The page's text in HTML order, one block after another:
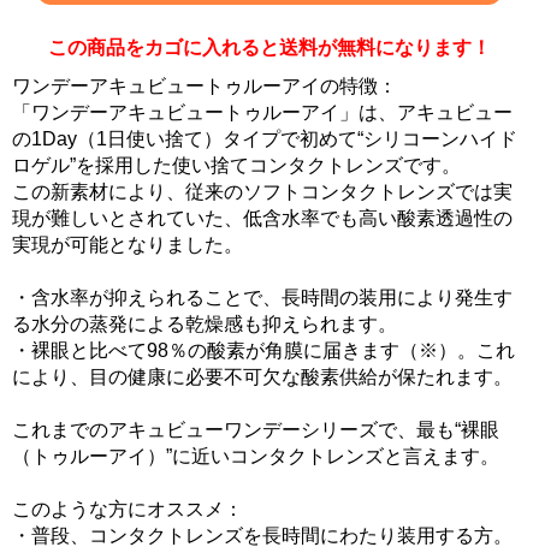
この商品をカゴに入れると送料が無料になります！
ワンデーアキュビュートゥルーアイの特徴：
「ワンデーアキュビュートゥルーアイ」は、アキュビュー
の1Day（1日使い捨て）タイプで初めて“シリコーンハイド
ロゲル”を採用した使い捨てコンタクトレンズです。
この新素材により、従来のソフトコンタクトレンズでは実
現が難しいとされていた、低含水率でも高い酸素透過性の
実現が可能となりました。
・含水率が抑えられることで、長時間の装用により発生す
る水分の蒸発による乾燥感も抑えられます。
・裸眼と比べて98％の酸素が角膜に届きます（※）。これ
により、目の健康に必要不可欠な酸素供給が保たれます。
これまでのアキュビューワンデーシリーズで、最も“裸眼
（トゥルーアイ）”に近いコンタクトレンズと言えます。
このような方にオススメ：
・普段、コンタクトレンズを長時間にわたり装用する方。